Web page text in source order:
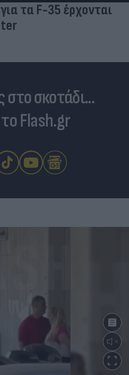
τα F-35 έρχονται
στο σκοτάδι...
Flash.gr